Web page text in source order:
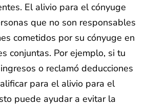
El alivio para el cónyuge
que no son responsables
cometidos por su cónyuge en
conjuntas. Por ejemplo, si tu
o reclamó deducciones
para el alivio para el
puede ayudar a evitar la